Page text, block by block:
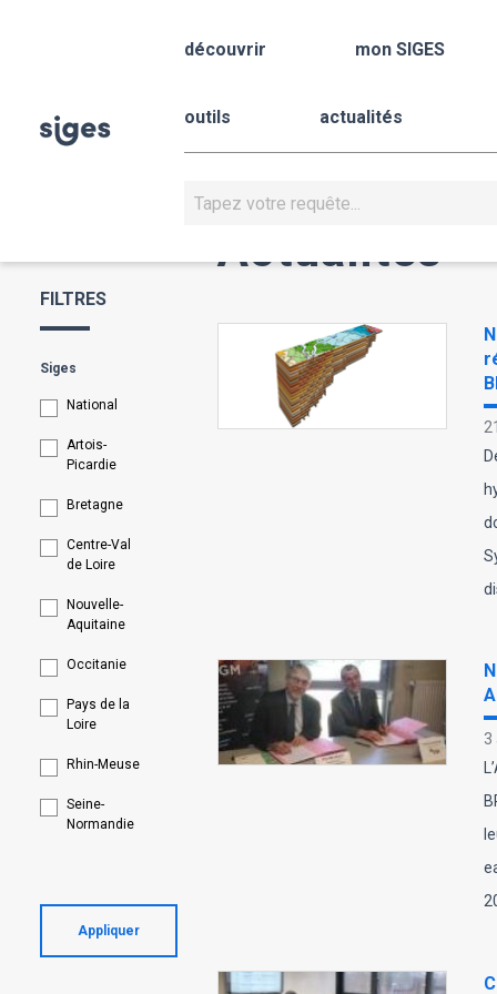
découvrir mon SIGES
outils actualités
FILTRES
Siges
National
Artois-
Picardie
Bretagne
Centre-Val
de Loire
Nouvelle-
Aquitaine
Occitanie
Pays de la
Loire
Rhin-Meuse
Seine-
Normandie
Appliquer
Actualités
3